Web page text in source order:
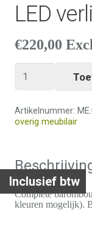
Inclusief btw
LED
€220,00
wit
per
aantal
Artikelnummer:
overig meubilair
Complete
kleuren mogelijk).